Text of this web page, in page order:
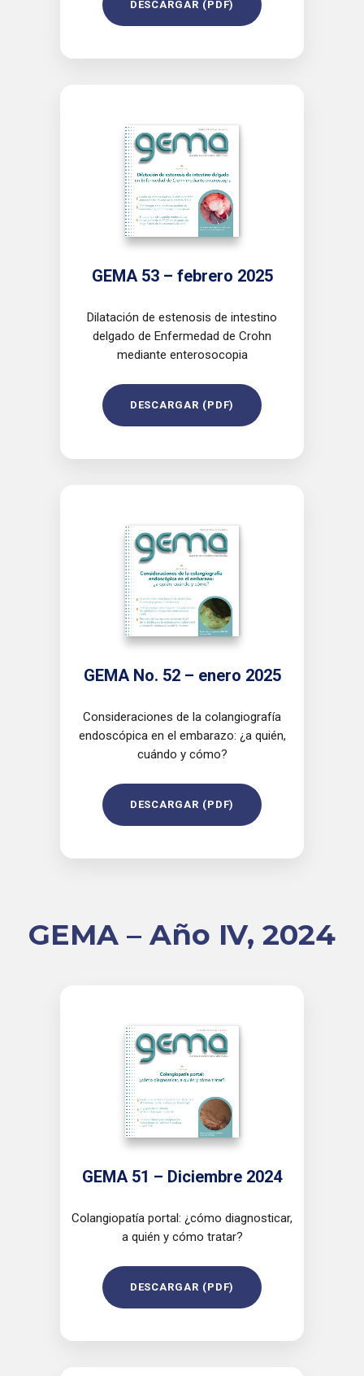
DESCARGAR (PDF)
GEMA 53 – febrero 2025
Dilatación de estenosis de intestino
delgado de Enfermedad de Crohn
mediante enterosocopia
DESCARGAR (PDF)
GEMA No. 52 – enero 2025
Consideraciones de la colangiografía
endoscópica en el embarazo: ¿a quién,
cuándo y cómo?
DESCARGAR (PDF)
GEMA – Año IV, 2024
GEMA 51 – Diciembre 2024
Colangiopatía portal: ¿cómo diagnosticar,
a quién y cómo tratar?
DESCARGAR (PDF)